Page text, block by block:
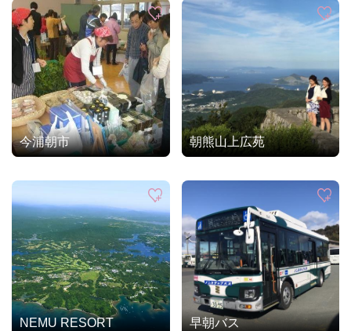
今浦朝市 朝熊山上広苑
NEMU RESORT 早朝バス